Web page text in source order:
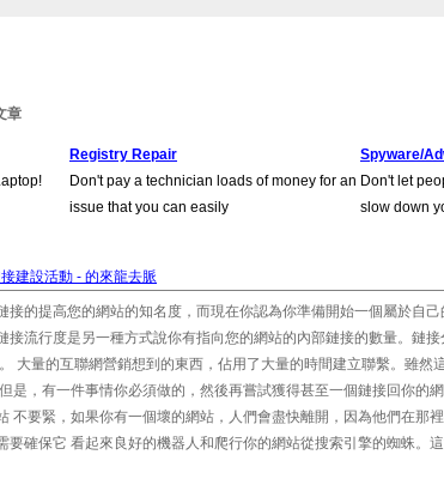
章
Registry Repair
Don't pay a technician loads of money for an
issue that you can easily
Spyware/
Don't let
slow down
建設活動 - 的來龍去脈
接的提高您的網站的知名度，而現在你認為你準備開始一個屬於自
接流行度是另一種方式說你有指向您的網站的內部鏈接的數量。鏈
大量的互聯網營銷想到的東西，佔用了大量的時間建立聯繫。雖然
是，有一件事情你必須做的，然後再嘗試獲得甚至一個鏈接回你的
不要緊，如果你有一個壞的網站，人們會盡快離開，因為他們在那
要確保它 看起來良好的機器人和爬行你的網站從搜索引擎的蜘蛛。